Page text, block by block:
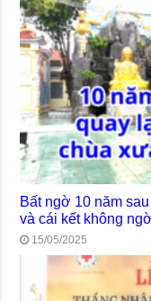
Bất ngờ 10 năm
và cái kết không
15/05/2025